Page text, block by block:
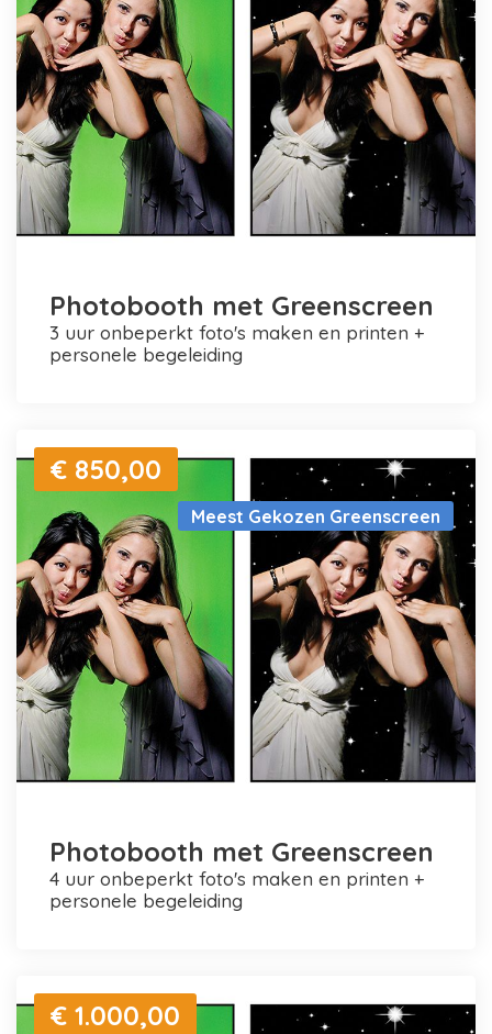
Photobooth met Greenscreen
3 uur onbeperkt foto's maken en printen +
personele begeleiding
Meest Gekozen Greenscreen
€ 850,00
Photobooth met Greenscreen
4 uur onbeperkt foto's maken en printen +
personele begeleiding
€ 1.000,00